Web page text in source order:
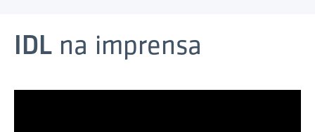
IDL na imprensa